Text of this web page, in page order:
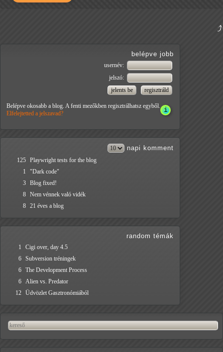
belépve jobb
usernév:
jelszó:
Belépve okosabb a blog. A fenti mezőkben regisztrálhatsz egyből.
Elfelejtetted a jelszavad?
napi komment
125 Playwright tests for the blog
1
"Dark code"
3 Blog fixed!
8 Nem vénnek való vidék
8 21 éves a blog
random témák
1
Cigi over, day 4.5
6 Subversion tréningek
6 The Development Process
6 Alien vs. Predator
12 Üdvözlet Gasztronómiából